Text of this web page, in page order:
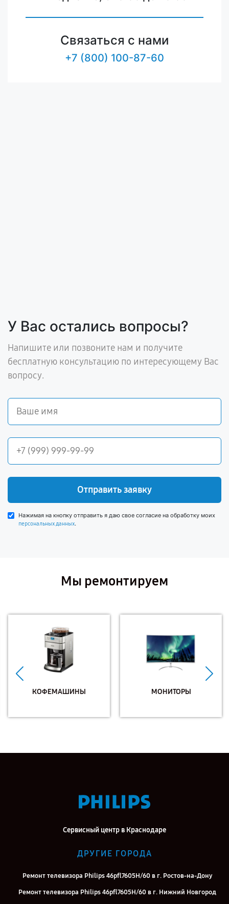
Связаться с нами
+7 (800) 100-87-60
У Вас остались вопросы?
Напишите или позвоните нам и получите
бесплатную консультацию по интересующему Вас
вопросу.
Отправить заявку
Нажимая на кнопку отправить я даю свое согласие на обработку моих
персональных данных.
Мы ремонтируем
КОФЕМАШИНЫ МОНИТОРЫ
Сервисный центр в Краснодаре
ДРУГИЕ ГОРОДА
Ремонт телевизора Philips 46pfl7605H/60 в г. Ростов-на-Дону
Ремонт телевизора Philips 46pfl7605H/60 в г. Нижний Новгород